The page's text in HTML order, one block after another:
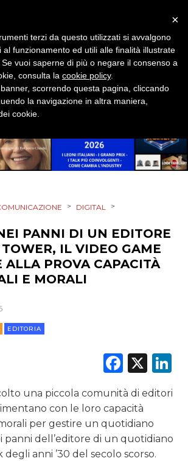
> DIGITAL >
PANNI DI UN EDITORE
IL VIDEO GAME
ALLA PROVA CAPACITÀ
E MORALI
EDITORIA
X
una piccola comunità di editori
con le loro capacità
per gestire un quotidiano
panni dell’editore di un quotidiano
anni ’30 del secolo scorso.
×
terzi da questo utilizzati si avvalgono
al funzionamento ed utili alle finalità illustrate
vuoi saperne di più o negare il consenso a
consulta la cookie policy.
scorrendo questa pagina, cliccando
la navigazione in altra maniera,
cookie.